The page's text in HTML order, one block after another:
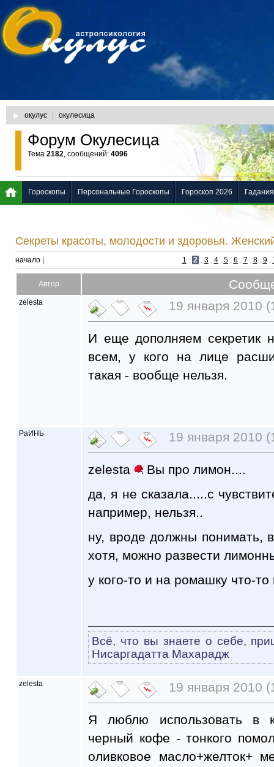
окулус окулесица
Форум Окулесица
Тема 2182, сообщений: 4096
Секреты красоты, молодости и здоровья.
начало 1 . 2 . 3 . 4 . 5 . 6 . 7 . 8 . 9 .
Автор
zelesta 19 января 2010
И еще дополняем секретик
всем, у кого на лице
такая - вообще нельзя.
РаИНЬ 19 января 2010
zelesta
Вы про лимон....
да, я не сказала.....с
например, нельзя..
ну, вроде должны понимать,
хотя, можно развести
у кого-то и на ромашку что-
Всё, что вы знаете о себе,
Нисаргадатта Махарадж
zelesta 19 января 2010
Я люблю использовать в
черный кофе - тонкого
оливковое масло+желток+
Гороскопы Персональные Гороскопы Гороскоп 2026 Гадания